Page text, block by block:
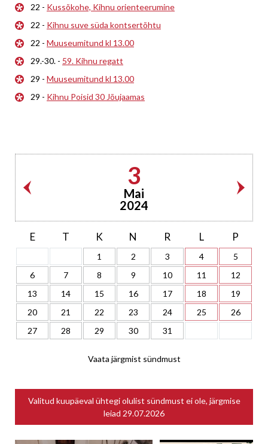
22 - Kussõkohe, Kihnu orienteerumine
22 - Kihnu suve süda kontsertõhtu
22 - Muuseumitund kl 13.00
29.-30. - 59. Kihnu regatt
29 - Muuseumitund kl 13.00
29 - Kihnu Poisid 30 Jõujaamas
3
Mai
2024
E T K N R L P
1 2 3 4
5
6
7 8 9 10 11
12
13
14 15 16 17 18
19
20
21 22 23 24 25
26
27
28 29 30 31
Vaata järgmist sündmust
Valitud kuupäeval ühtegi olulist sündmust ei ole, järgmise
leiad 29.07.2026